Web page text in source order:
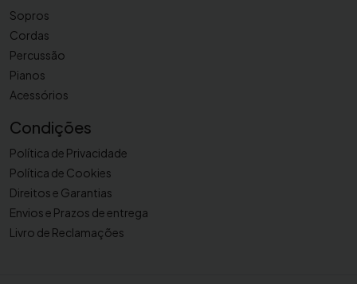
Sopros
Cordas
Percussão
Pianos
Acessórios
Condições
Política de Privacidade
Política de Cookies
Direitos e Garantias
Envios e Prazos de entrega
Livro de Reclamações